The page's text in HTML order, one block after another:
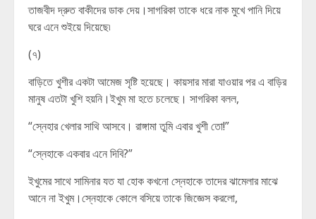
তাজবীদ দ্রুত বাকীদের ডাক দেয়।সাগরিকা তাকে ধরে নাক মুখে পানি দিয়ে
ঘরে এনে শুইয়ে দিয়েছে৷
(৭)
বাড়িতে খুশীর একটা আমেজ সৃষ্টি হয়েছে। কায়সার মারা যাওয়ার পর এ বাড়ির
মানুষ এতটা খুশি হয়নি।ইখুম মা হতে চলেছে। সাগরিকা বলল,
“স্নেহার খেলার সাথি আসবে। রাঙ্গামা তুমি এবার খুশী তো!”
“স্নেহাকে একবার এনে দিবি?”
ইখুমের সাথে সামিনার যত যা হোক কখনো স্নেহাকে তাদের ঝামেলার মাঝে
আনে না ইখুম।স্নেহাকে কোলে বসিয়ে তাকে জিজ্ঞেস করলো,